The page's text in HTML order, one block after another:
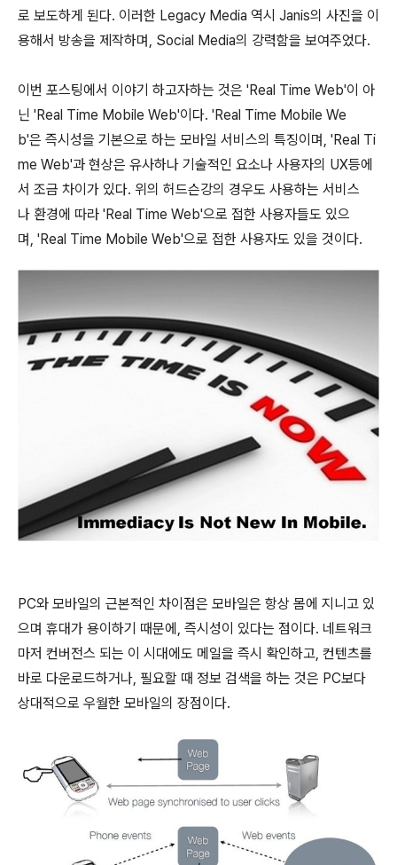
로 보도하게 된다. 이러한 Legacy Media 역시 Janis의 사진을 이
용해서 방송을 제작하며, Social Media의 강력함을 보여주었다.
이번 포스팅에서 이야기 하고자하는 것은 'Real Time Web'이 아
닌 'Real Time Mobile Web'이다. 'Real Time Mobile We
b'은 즉시성을 기본으로 하는 모바일 서비스의 특징이며, 'Real Ti
me Web'과 현상은 유사하나 기술적인 요소나 사용자의 UX등에
서 조금 차이가 있다. 위의 허드슨강의 경우도 사용하는 서비스
나 환경에 따라 'Real Time Web'으로 접한 사용자들도 있으
며, 'Real Time Mobile Web'으로 접한 사용자도 있을 것이다.
PC와 모바일의 근본적인 차이점은 모바일은 항상 몸에 지니고 있
으며 휴대가 용이하기 때문에, 즉시성이 있다는 점이다. 네트워크
마저 컨버전스 되는 이 시대에도 메일을 즉시 확인하고, 컨텐츠를
바로 다운로드하거나, 필요할 때 정보 검색을 하는 것은 PC보다
상대적으로 우월한 모바일의 장점이다.